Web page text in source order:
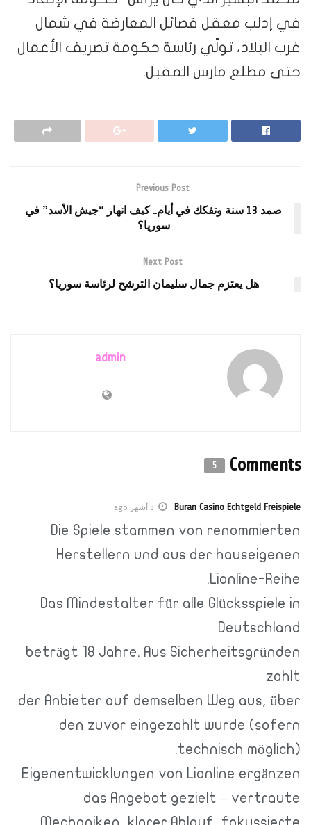
في إدلب معقل فصائل المعارضة في شمال
غرب البلاد، تولّي رئاسة حكومة تصريف الأعمال
حتى مطلع مارس المقبل.
Previous Post
صمد 13 سنة وتفكك في أيام.. كيف انهار “جيش الأسد” في
سوريا؟
Next Post
هل يعتزم جمال سليمان الترشح لرئاسة سوريا؟
admin
Comments
5
Buran Casino Echtgeld Freispiele 8 أشهر ago
Die Spiele stammen von renommierten
Herstellern und aus der hauseigenen
Lionline-Reihe.
Das Mindestalter für alle Glücksspiele in
Deutschland
beträgt 18 Jahre. Aus Sicherheitsgründen
zahlt
der Anbieter auf demselben Weg aus, über
den zuvor eingezahlt wurde (sofern
technisch möglich).
Eigenentwicklungen von Lionline ergänzen
das Angebot gezielt – vertraute